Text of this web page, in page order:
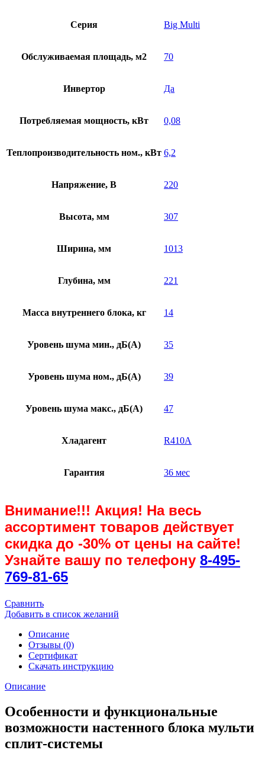
Серия Big Multi
Обслуживаемая площадь, м2 70
Инвертор Да
Потребляемая мощность, кВт 0,08
Теплопроизводительность ном., кВт 6,2
Напряжение, В 220
Высота, мм 307
Ширина, мм 1013
Глубина, мм 221
Масса внутреннего блока, кг 14
Уровень шума мин., дБ(А) 35
Уровень шума ном., дБ(А) 39
Уровень шума макс., дБ(А) 47
Хладагент R410A
Гарантия 36 мес
Внимание!!! Акция! На весь
ассортимент товаров действует
скидка до -30% от цены на сайте!
Узнайте вашу по телефону 8-495-
769-81-65
Сравнить
Добавить в список желаний
Описание
Отзывы (0)
Сертификат
Скачать инструкцию
Описание
Особенности и функциональные
возможности настенного блока мульти
сплит-системы